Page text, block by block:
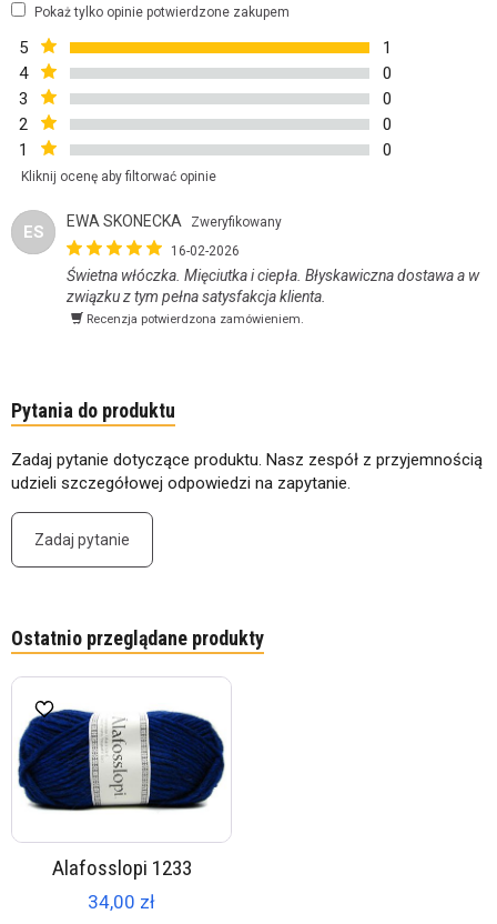
Pokaż tylko opinie potwierdzone zakupem
5
1
4
0
3
0
2
0
1
0
Kliknij ocenę aby filtorwać opinie
ES
EWA SKONECKA
Zweryfikowany
16-02-2026
Świetna włóczka. Mięciutka i ciepła. Błyskawiczna dostawa a w
związku z tym pełna satysfakcja klienta.
Recenzja potwierdzona zamówieniem.
Pytania do produktu
Zadaj pytanie dotyczące produktu. Nasz zespół z przyjemnością
udzieli szczegółowej odpowiedzi na zapytanie.
Zadaj pytanie
Ostatnio przeglądane produkty
Alafosslopi 1233
34,00 zł